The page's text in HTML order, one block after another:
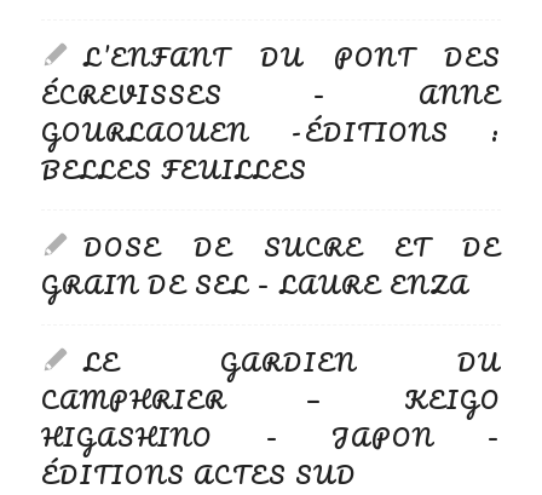
L’ENFANT DU PONT DES
ÉCREVISSES – ANNE
GOURLAOUEN -ÉDITIONS :
BELLES FEUILLES
DOSE DE SUCRE ET DE
GRAIN DE SEL – LAURE ENZA
LE GARDIEN DU
CAMPHRIER — KEIGO
HIGASHINO – JAPON –
ÉDITIONS ACTES SUD